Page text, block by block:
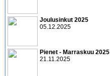
Joulusinkut 2025
05.12.2025
Pienet - Marraskuu 2025
21.11.2025